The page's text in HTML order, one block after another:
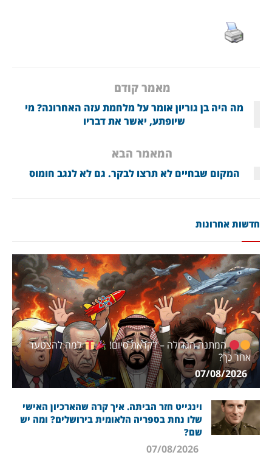
מאמר קודם
מה היה בן גוריון אומר על מלחמת עזה האחרונה? מי
שיופתע, יאשר את דבריו
המאמר הבא
המקום שבחיים לא תרצו לבקר. גם לא לנגב חומוס
חדשות אחרונות
המתנה הגדולה – לקראת סיום!
למה להצטער
אחר כך?
07/08/2026
וינגייט חזר הביתה. איך קרה שהארכיון האישי
שלו נחת בספריה הלאומית בירושלים? ומה יש
שם?